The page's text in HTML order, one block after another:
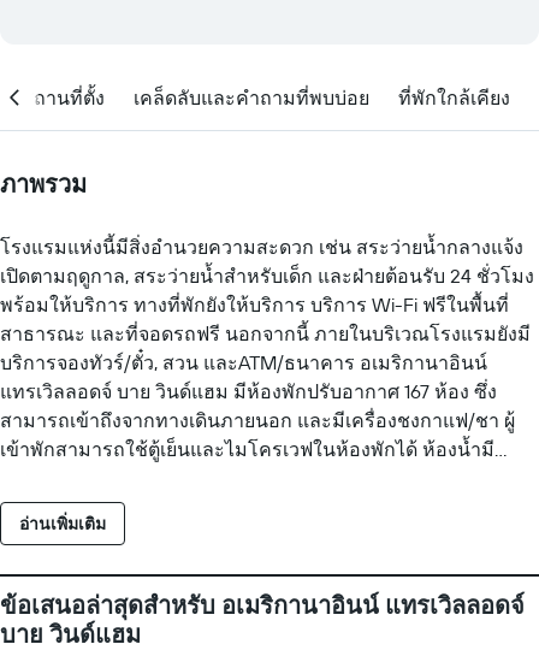
สถานที่ตั้ง เคล็ดลับและคำถามที่พบบ่อย ที่พักใกล้เคียง
ภาพรวม
โรงแรมแห่งนี้มีสิ่งอำนวยความสะดวก เช่น สระว่ายน้ำกลางแจ้ง
เปิดตามฤดูกาล, สระว่ายน้ำสำหรับเด็ก และฝ่ายต้อนรับ 24 ชั่วโมง
พร้อมให้บริการ ทางที่พักยังให้บริการ บริการ Wi-Fi ฟรีในพื้นที่
สาธารณะ และที่จอดรถฟรี นอกจากนี้ ภายในบริเวณโรงแรมยังมี
บริการจองทัวร์/ตั๋ว, สวน และATM/ธนาคาร อเมริกานาอินน์
แทรเวิลลอดจ์ บาย วินด์แฮม มีห้องพักปรับอากาศ 167 ห้อง ซึ่ง
สามารถเข้าถึงจากทางเดินภายนอก และมีเครื่องชงกาแฟ/ชา ผู้
เข้าพักสามารถใช้ตู้เย็นและไมโครเวฟในห้องพักได้ ห้องน้ำมี
เว็บไซต์โดยใช้ Wi-Fi ฟรี ทีวีจอแบน 32 นิ้ว มีช่องดาวเทียม มี
บริการทำความสะอาดทุกวัน ภายในโรงแรมมีสระว่ายน้ำสำหรับ
อ่านเพิ่มเติม
ข้อเสนอล่าสุดสำหรับ อเมริกานาอินน์ แทรเวิลลอดจ์
บาย วินด์แฮม